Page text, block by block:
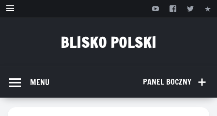
Przejdź
BLISKO POLSKI
PANEL BOCZNY
MENU